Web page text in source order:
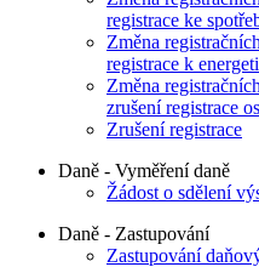
registrace ke
Změna
registrace k
Změna
zrušení registrace
Zrušení registrace
Daně - Vyměření daně
Žádost o sdělení
Daně - Zastupování
Zastupování